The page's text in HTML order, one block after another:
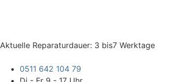
Aktuelle Reparaturdauer: 3 bis7 Werktage
0511 642 104 79